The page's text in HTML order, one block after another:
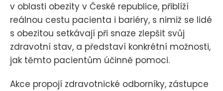
v oblasti obezity v České republice, přiblíží
reálnou cestu pacienta i bariéry, s nimiž se lidé
s obezitou setkávají při snaze zlepšit svůj
zdravotní stav, a představí konkrétní možnosti,
jak těmto pacientům účinně pomoci.
Akce propojí zdravotnické odborníky, zástupce